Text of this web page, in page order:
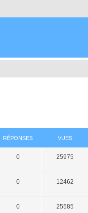
RÉPONSES VUES
0 25975
0 12462
0 25585